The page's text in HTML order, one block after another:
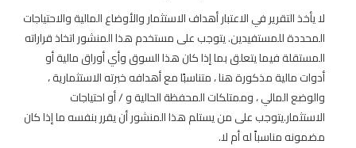
لا يأخذ التقرير في الاعتبار أهداف الاستثمار والأوضاع المالية والاحتياجات
المحددة للمستفيدين. يتوجب على مستخدم هذا المنشور اتخاذ قراراته
المستقلة فيما يتعلق بما إذا كان هذا السوق وأي أوراق مالية أو
أدوات مالية مذكورة هنا ، متناسبًا مع أهدافه خبرته الاستثمارية ،
والوضع المالي ، وممتلكات المحفظة الحالية و / أو احتياجات
الاستثمار.يتوجب على من يستلم هذا المنشور أن يقرر بنفسه ما إذا كان
مضمونه مناسباً له أم لا.